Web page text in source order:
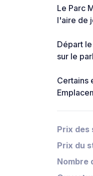
Le Parc
l'aire de
Départ
sur le
Certains
Prix des
Prix du
Nombre